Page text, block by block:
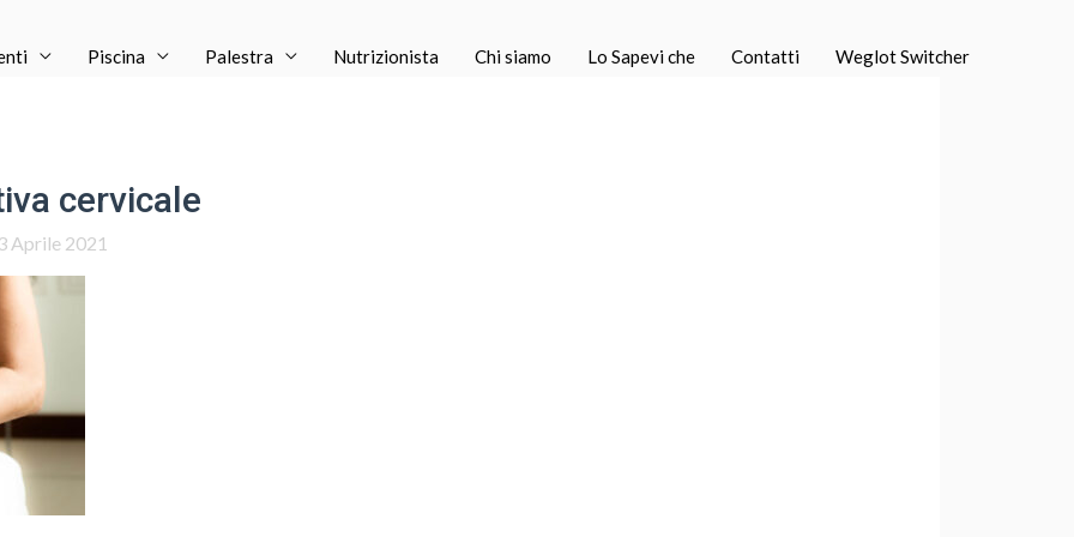
Piscina Palestra Nutrizionista Chi siamo Lo Sapevi che Contatti Weglot Switcher
cervicale
3 Aprile 2021